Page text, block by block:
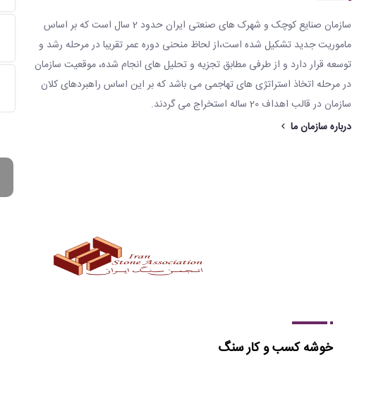
سازمان صنایع کوچک و شهرک های صنعتی ایران حدود 2 سال است که بر اساس
ماموریت جدید تشکیل شده است،از لحاظ منحنی دوره عمر تقریبا در مرحله رشد و
توسعه قرار دارد و از طرفی مطابق تجزیه و تحلیل های انجام شده، موقعیت سازمان
در مرحله اتخاذ استراتژی های تهاجمی می باشد که بر این اساس راهبردهای کلان
سازمان در قالب اهداف 20 ساله استخراج می گردند.
درباره سازمان ما
خوشه کسب و کار سنگ